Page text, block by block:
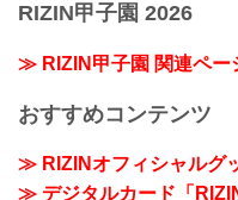
RIZIN甲子園 2026
≫ RIZIN甲子園 関連ペー
おすすめコンテンツ
≫ RIZINオフィシャルグ
≫ デジタルカード「